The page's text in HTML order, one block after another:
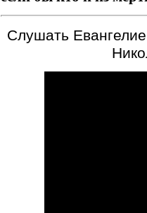
Слушать